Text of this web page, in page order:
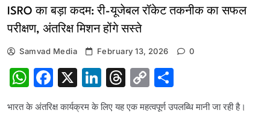
ISRO का बड़ा कदम: री-यूजेबल रॉकेट तकनीक का सफल
परीक्षण, अंतरिक्ष मिशन होंगे सस्ते
Samvad Media February 13, 2026 0
WhatsApp
Facebook
X LinkedIn
Threads
Copy
Link
भारत के अंतरिक्ष कार्यक्रम के लिए यह एक महत्वपूर्ण उपलब्धि मानी जा रही है।